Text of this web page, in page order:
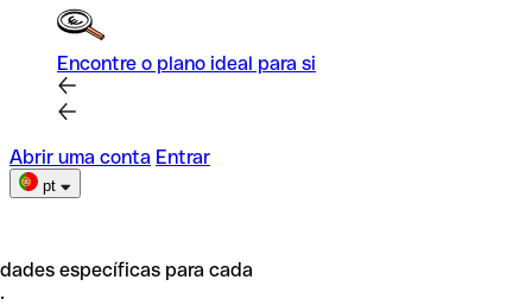
Encontre o plano ideal para si
Abrir uma conta Entrar
pt
específicas para cada